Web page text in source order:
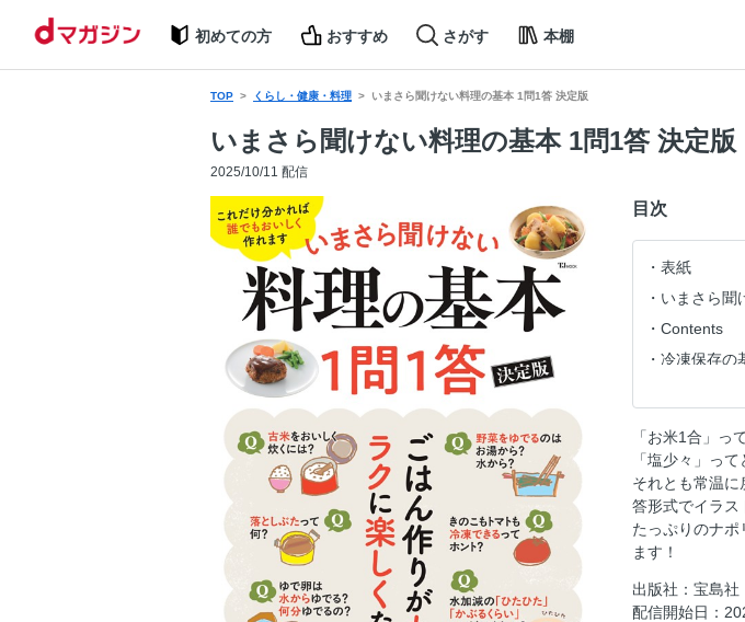
初めての方 おすすめ さがす 本棚
TOP くらし・健康・料理 いまさら聞けない料理の基本 1問1答 決定版
いまさら聞けない料理の基本 1問1答 決定版
2025/10/11 配信
目次
表紙
いまさら聞
Contents
冷凍保存の
＜PART1
ほくほく肉
肉汁ジュー
とろとろ
シャキシャ
「お米1合」っ
「塩少々」っ
それとも常温
答形式でイラス
たっぷりのナ
ます！
出版社：宝島社
配信開始日：